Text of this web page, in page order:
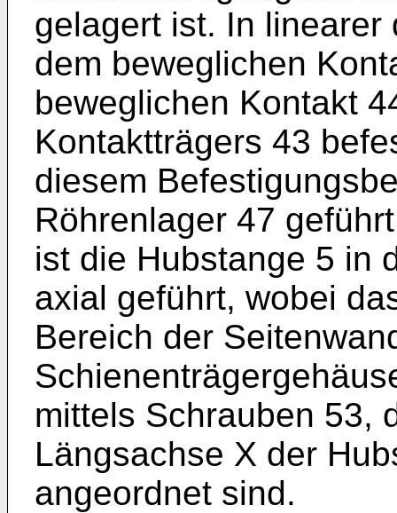
gelagert ist. In
dem beweglichen
beweglichen Kontakt
Kontaktträgers 43
diesem
Röhrenlager 47
ist die Hubstange 5 in
axial geführt, wobei
Bereich der
mittels Schrauben 53,
Längsachse X der
angeordnet sind.